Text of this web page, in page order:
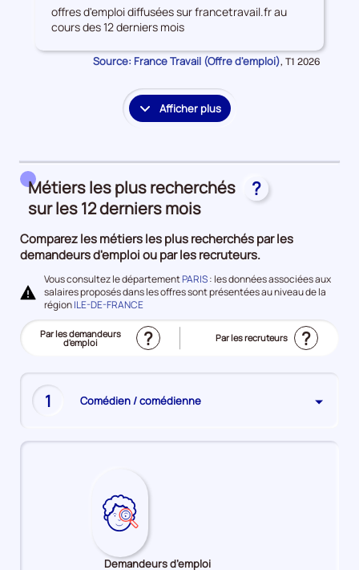
d'emploi
offres d'emploi diffusées sur francetravail.fr au
cours des 12 derniers mois
Source: France Travail (Offre d'emploi), Données
T1 2026
Afficher plus
le
et
accès
l'emploi
Métiers les plus recherchés
sur les 12 derniers mois
?
Comparez les métiers les plus recherchés par les
demandeurs d'emploi ou par les recruteurs.
Vous consultez le départementPARIS: les données associées aux
salaires proposés dans les offres sont présentées au niveau de la
régionILE-DE-FRANCE
Trier
plus
recherchés
Par les demandeurs
d'emploi
(Affichage ? Trier
métiers
Par les recruteurs ?
1 Comédien / comédienne
Demandeurs d’emploi